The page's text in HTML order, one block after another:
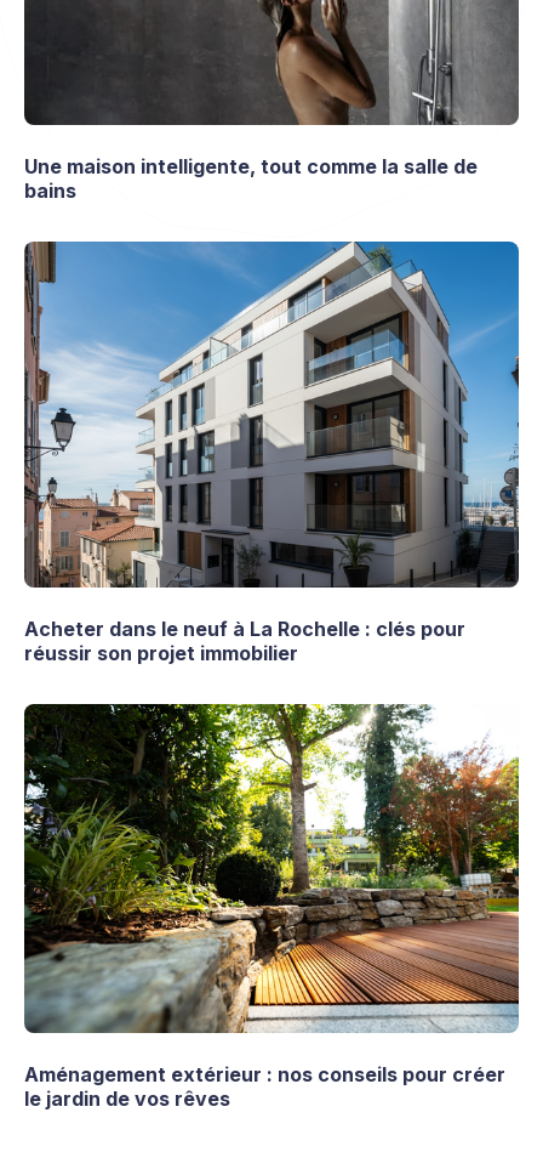
Une maison intelligente, tout comme la salle de
bains
Acheter dans le neuf à La Rochelle : clés pour
réussir son projet immobilier
Aménagement extérieur : nos conseils pour créer
le jardin de vos rêves